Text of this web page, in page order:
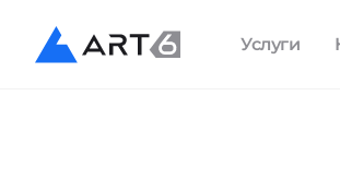
Услуги